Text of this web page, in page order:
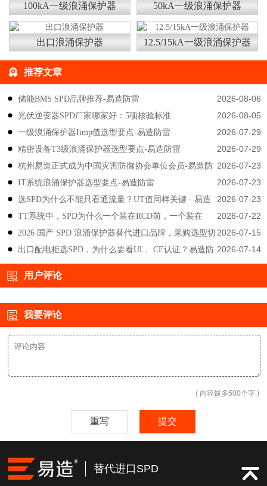
100kA一级浪涌保护器 50kA一级浪涌保护器
出口浪涌保护器 12.5/15kA一级浪涌保护器
推荐文章
2026-08-06
储能BMS SPD品牌推荐-易造防雷
2026-08-05
光伏逆变器SPD厂家哪家好：5项核验标准
2026-07-29
一级浪涌保护器Iimp值选型要点-易造防雷
2026-07-29
精密设备T3级浪涌保护器选型要点-易造防雷
2026-07-23
杭州易造正式成为中国灾害防御协会单位会员-易造防
雷
2026-07-23
IT系统浪涌保护器选型要点-易造防雷
2026-07-23
选SPD为什么不能只看通流量？UT值同样关键 - 易造
防雷
2026-07-22
TT系统中，SPD为什么一个装在RCD前，一个装在
后？-易造防雷
2026-07-15
2026 国产 SPD 浪涌保护器替代进口品牌，采购选型切
勿只对比价格-易造防雷
2026-07-14
出口配电柜选SPD，为什么要看UL、CE认证？易造防
用户评论
我要评论
( 内容最多500个字 )
重写 提交
替代进口SPD